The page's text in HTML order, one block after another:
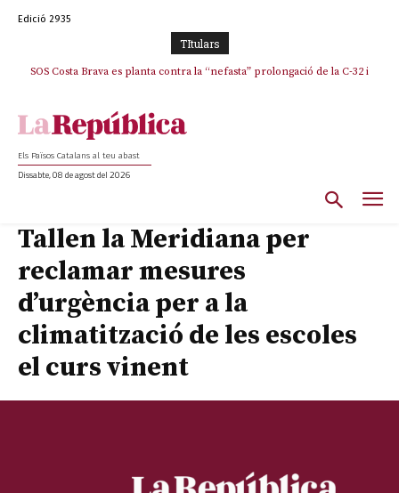
Edició 2935
TItulars
SOS Costa Brava es planta contra la “nefasta” prolongació de la C-32 i
Els Països Catalans al teu abast
Dissabte, 08 de agost del 2026
Tallen la Meridiana per
reclamar mesures
d’urgència per a la
climatització de les escoles
el curs vinent